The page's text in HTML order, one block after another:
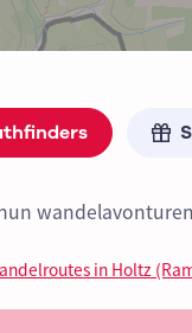
in Holtz